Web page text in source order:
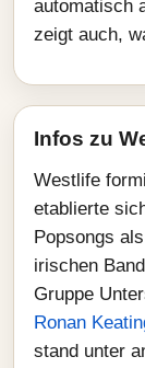
automatisch
zeigt auch,
Infos zu
Westlife
etablierte
Popsongs
irischen
Gruppe
Ronan
stand unter